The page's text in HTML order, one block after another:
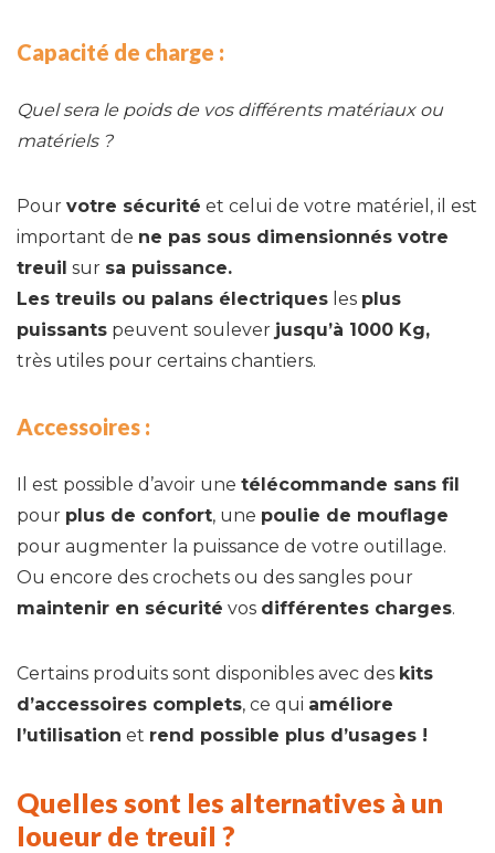
Capacité de charge :
Quel sera le poids de vos différents matériaux ou
matériels ?
Pour votre sécurité et celui de votre matériel, il est
important de ne pas sous dimensionnés votre
treuil sur sa puissance.
Les treuils ou palans électriques les plus
puissants peuvent soulever jusqu’à 1000 Kg,
très utiles pour certains chantiers.
Accessoires :
Il est possible d’avoir une télécommande sans fil
pour plus de confort, une poulie de mouflage
pour augmenter la puissance de votre outillage.
Ou encore des crochets ou des sangles pour
maintenir en sécurité vos différentes charges.
Certains produits sont disponibles avec des kits
d’accessoires complets, ce qui améliore
l’utilisation et rend possible plus d’usages !
Quelles sont les alternatives à un
loueur de treuil ?